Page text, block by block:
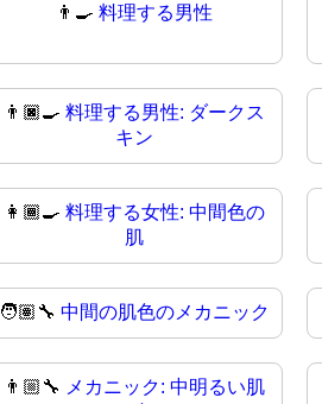
👨‍🍳 料理する男性
👨🏿‍🍳 料理する男性: ダークス
キン
👩🏾‍🍳 料理する女性: 中間色の
肌
🧑🏽‍🔧 中間の肌色のメカニック
👨🏼‍🔧 メカニック: 中明るい肌